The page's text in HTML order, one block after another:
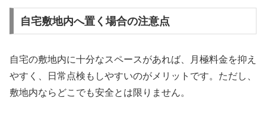
自宅敷地内へ置く場合の注意点
自宅の敷地内に十分なスペースがあれば、月極料金を抑え
やすく、日常点検もしやすいのがメリットです。ただし、
敷地内ならどこでも安全とは限りません。